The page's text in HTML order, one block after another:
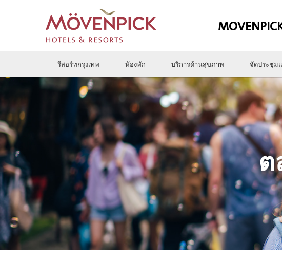
รีสอร์ทกรุงเทพ ห้องพัก บริการด้านสุขภาพ จัดประชุม
ต